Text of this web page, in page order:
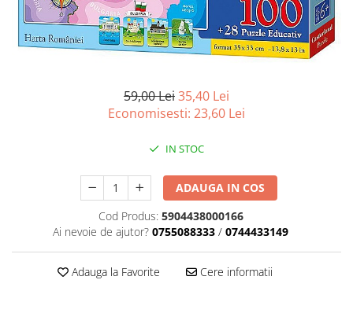
Miniaturi Arkham Horror
Miniaturi HEROCLIX
Protectii carti (Sleeves)
Portofolii/ Clasoare pentru carti
Carti de joc
Alte produse Hobby
59,00 Lei35,40 Lei
Economisesti: 23,60 Lei
IN STOC
ADAUGA IN COS
Cod Produs: 5904438000166
Ai nevoie de ajutor? 0755088333 / 0744433149
Adauga la Favorite Cere informatii